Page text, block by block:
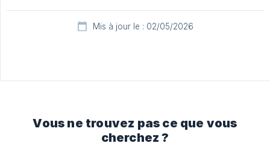
Mis à jour le : 02/05/2026
Vous ne trouvez pas ce que vous
cherchez ?